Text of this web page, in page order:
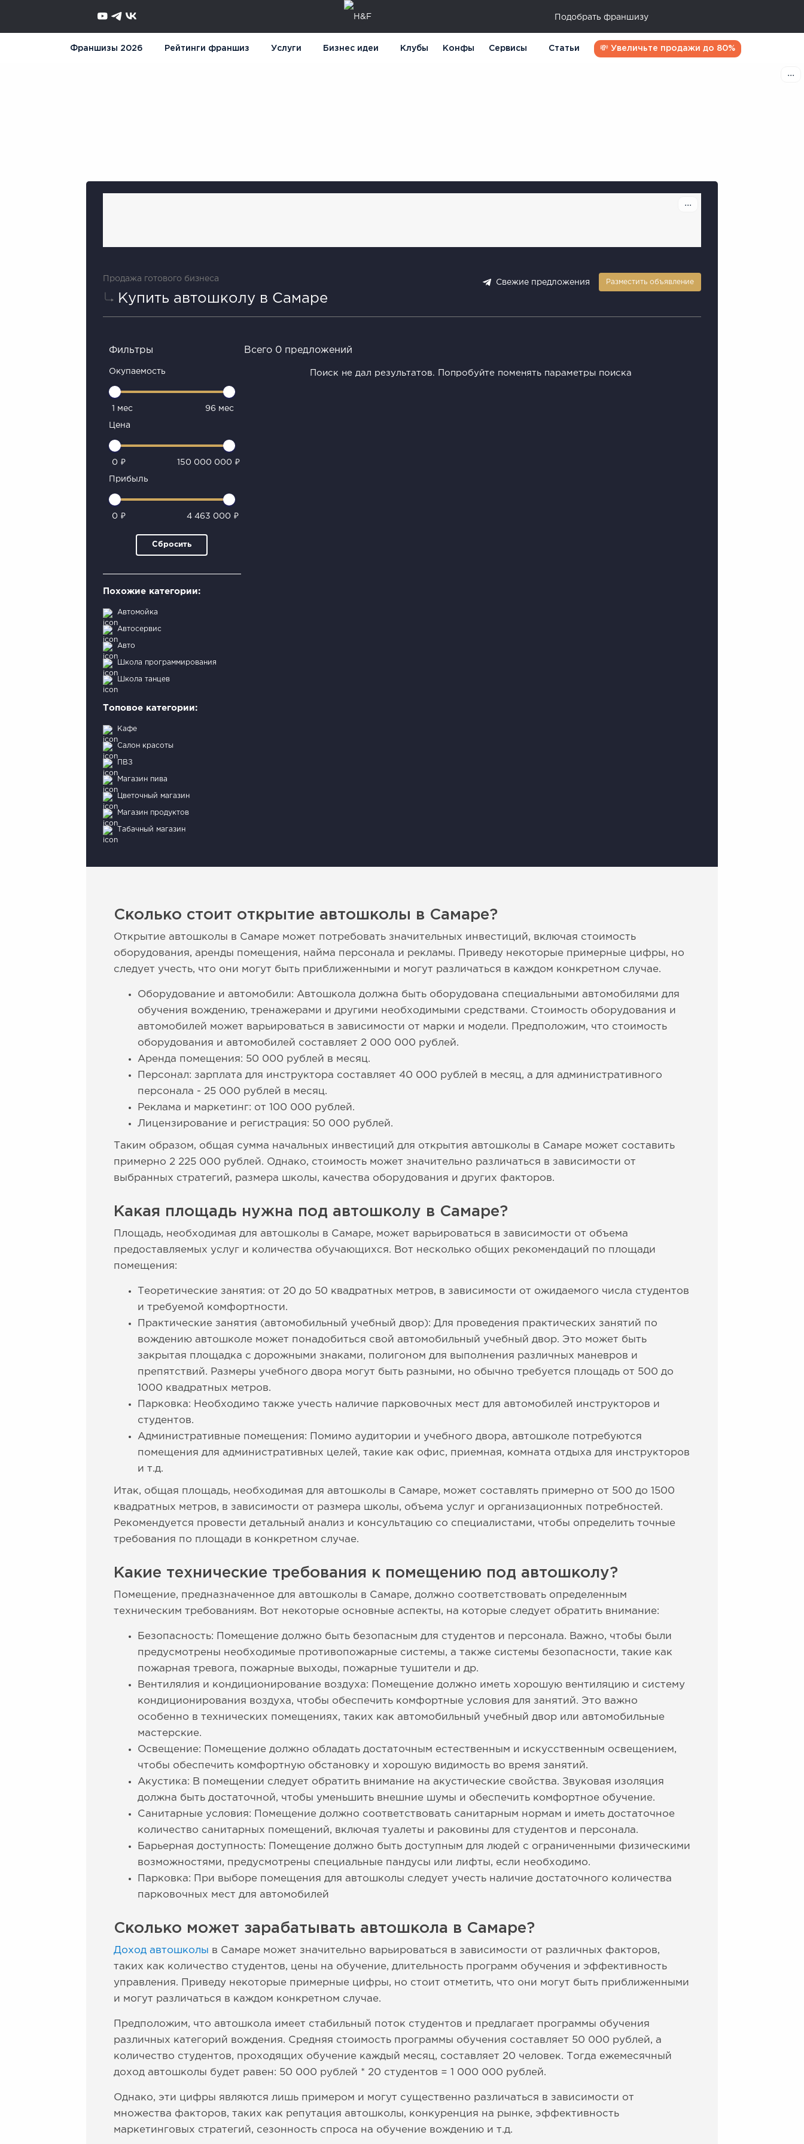
Подобрать франшизу
Франшизы 2026 Рейтинги франшиз Услуги Бизнес идеи Клубы Конфы Сервисы Статьи 💸 Увеличьте продажи до 80%
Продажа готового бизнеса
Купить автошколу в Самаре
Свежие предложения Разместить объявление
Фильтры
Окупаемость
1 мес 96 мес
Цена
0 ₽ 150 000 000 ₽
Прибыль
0 ₽ 4 463 000 ₽
Сбросить
Похожие категории:
Автомойка
Автосервис
Авто
Школа программирования
Школа танцев
Топовое категории:
Кафе
Салон красоты
ПВЗ
Магазин пива
Цветочный магазин
Магазин продуктов
Табачный магазин
Всего 0 предложений
Поиск не дал результатов. Попробуйте поменять параметры поиска
Сколько стоит открытие автошколы в Самаре?
Открытие автошколы в Самаре может потребовать значительных инвестиций, включая стоимость
оборудования, аренды помещения, найма персонала и рекламы. Приведу некоторые примерные цифры, но
следует учесть, что они могут быть приближенными и могут различаться в каждом конкретном случае.
Оборудование и автомобили: Автошкола должна быть оборудована специальными автомобилями для
обучения вождению, тренажерами и другими необходимыми средствами. Стоимость оборудования и
автомобилей может варьироваться в зависимости от марки и модели. Предположим, что стоимость
оборудования и автомобилей составляет 2 000 000 рублей.
Аренда помещения: 50 000 рублей в месяц.
Персонал: зарплата для инструктора составляет 40 000 рублей в месяц, а для административного
персонала - 25 000 рублей в месяц.
Реклама и маркетинг: от 100 000 рублей.
Лицензирование и регистрация: 50 000 рублей.
Таким образом, общая сумма начальных инвестиций для открытия автошколы в Самаре может составить
примерно 2 225 000 рублей. Однако, стоимость может значительно различаться в зависимости от
выбранных стратегий, размера школы, качества оборудования и других факторов.
Какая площадь нужна под автошколу в Самаре?
Площадь, необходимая для автошколы в Самаре, может варьироваться в зависимости от объема
предоставляемых услуг и количества обучающихся. Вот несколько общих рекомендаций по площади
помещения:
Теоретические занятия: от 20 до 50 квадратных метров, в зависимости от ожидаемого числа студентов
и требуемой комфортности.
Практические занятия (автомобильный учебный двор): Для проведения практических занятий по
вождению автошколе может понадобиться свой автомобильный учебный двор. Это может быть
закрытая площадка с дорожными знаками, полигоном для выполнения различных маневров и
препятствий. Размеры учебного двора могут быть разными, но обычно требуется площадь от 500 до
1000 квадратных метров.
Парковка: Необходимо также учесть наличие парковочных мест для автомобилей инструкторов и
студентов.
Административные помещения: Помимо аудитории и учебного двора, автошколе потребуются
помещения для административных целей, такие как офис, приемная, комната отдыха для инструкторов
и т.д.
Итак, общая площадь, необходимая для автошколы в Самаре, может составлять примерно от 500 до 1500
квадратных метров, в зависимости от размера школы, объема услуг и организационных потребностей.
Рекомендуется провести детальный анализ и консультацию со специалистами, чтобы определить точные
требования по площади в конкретном случае.
Какие технические требования к помещению под автошколу?
Помещение, предназначенное для автошколы в Самаре, должно соответствовать определенным
техническим требованиям. Вот некоторые основные аспекты, на которые следует обратить внимание:
Безопасность: Помещение должно быть безопасным для студентов и персонала. Важно, чтобы были
предусмотрены необходимые противопожарные системы, а также системы безопасности, такие как
пожарная тревога, пожарные выходы, пожарные тушители и др.
Вентилялия и кондиционирование воздуха: Помещение должно иметь хорошую вентиляцию и систему
кондиционирования воздуха, чтобы обеспечить комфортные условия для занятий. Это важно
особенно в технических помещениях, таких как автомобильный учебный двор или автомобильные
мастерские.
Освещение: Помещение должно обладать достаточным естественным и искусственным освещением,
чтобы обеспечить комфортную обстановку и хорошую видимость во время занятий.
Акустика: В помещении следует обратить внимание на акустические свойства. Звуковая изоляция
должна быть достаточной, чтобы уменьшить внешние шумы и обеспечить комфортное обучение.
Санитарные условия: Помещение должно соответствовать санитарным нормам и иметь достаточное
количество санитарных помещений, включая туалеты и раковины для студентов и персонала.
Барьерная доступность: Помещение должно быть доступным для людей с ограниченными физическими
возможностями, предусмотрены специальные пандусы или лифты, если необходимо.
Парковка: При выборе помещения для автошколы следует учесть наличие достаточного количества
парковочных мест для автомобилей
Сколько может зарабатывать автошкола в Самаре?
Доход автошколы в Самаре может значительно варьироваться в зависимости от различных факторов,
таких как количество студентов, цены на обучение, длительность программ обучения и эффективность
управления. Приведу некоторые примерные цифры, но стоит отметить, что они могут быть приближенными
и могут различаться в каждом конкретном случае.
Предположим, что автошкола имеет стабильный поток студентов и предлагает программы обучения
различных категорий вождения. Средняя стоимость программы обучения составляет 50 000 рублей, а
количество студентов, проходящих обучение каждый месяц, составляет 20 человек. Тогда ежемесячный
доход автошколы будет равен: 50 000 рублей * 20 студентов = 1 000 000 рублей.
Однако, эти цифры являются лишь примером и могут существенно различаться в зависимости от
множества факторов, таких как репутация автошколы, конкуренция на рынке, эффективность
маркетинговых стратегий, сезонность спроса на обучение вождению и т.д.